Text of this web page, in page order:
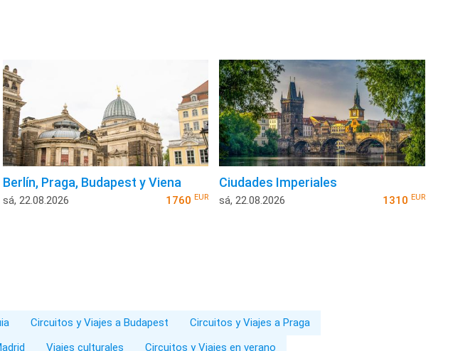
Berlín, Praga, Budapest y Viena
sá, 22.08.2026 1760EUR
Ciudades Imperiales
sá, 22.08.2026 1310 EUR
Circuitos y Viajes a Budapest
Circuitos y Viajes a Praga
Viajes culturales Circuitos y Viajes en verano